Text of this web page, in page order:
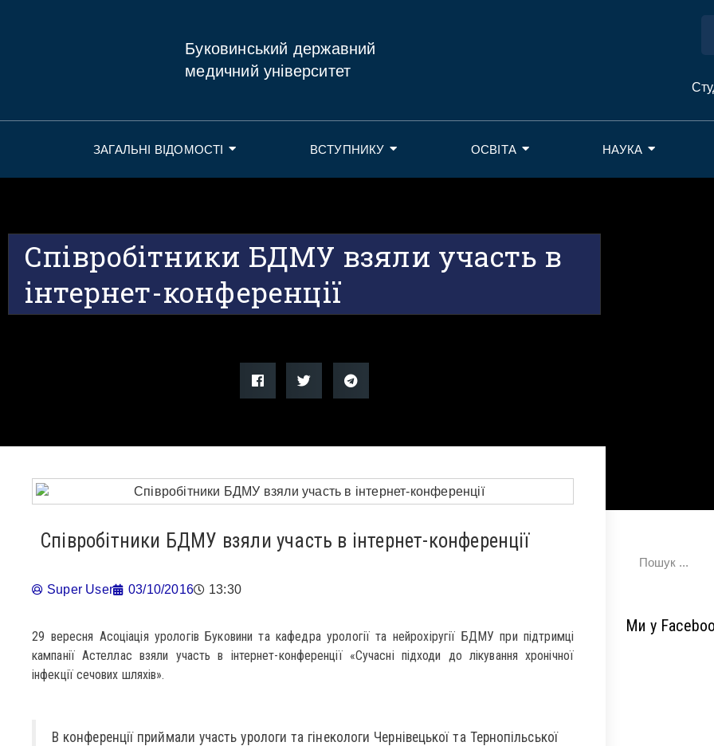
Буковинський державний
медичний університет
ЗАГАЛЬНІ ВІДОМОСТІ ВСТУПНИКУ ОСВІТА НАУКА
Співробітники БДМУ взяли участь в
інтернет-конференції
Співробітники БДМУ взяли участь в інтернет-конференції
Super User 03/10/2016 13:30
29 вересня Асоціація урологів Буковини та кафедра урології та нейрохіругії БДМУ при підтримці
кампанії Астеллас взяли участь в інтернет-конференції «Сучасні підходи до лікування хронічної
інфекції сечових шляхів».
В конференції приймали участь урологи та гінекологи Чернівецької та Тернопільської
Ми у